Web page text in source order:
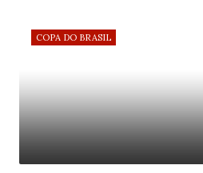
COPA DO BRASIL